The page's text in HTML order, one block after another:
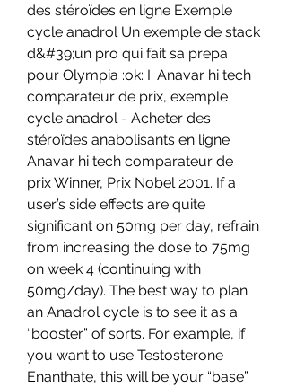
des stéroïdes en ligne Exemple
cycle anadrol Un exemple de stack
d&#39;un pro qui fait sa prepa
pour Olympia :ok: I. Anavar hi tech
comparateur de prix, exemple
cycle anadrol - Acheter des
stéroïdes anabolisants en ligne
Anavar hi tech comparateur de
prix Winner, Prix Nobel 2001. If a
user’s side effects are quite
significant on 50mg per day, refrain
from increasing the dose to 75mg
on week 4 (continuing with
50mg/day). The best way to plan
an Anadrol cycle is to see it as a
“booster” of sorts. For example, if
you want to use Testosterone
Enanthate, this will be your “base”.